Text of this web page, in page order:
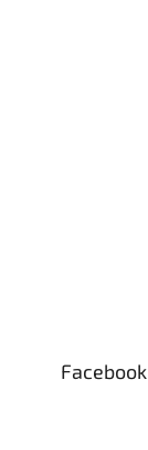
Facebook